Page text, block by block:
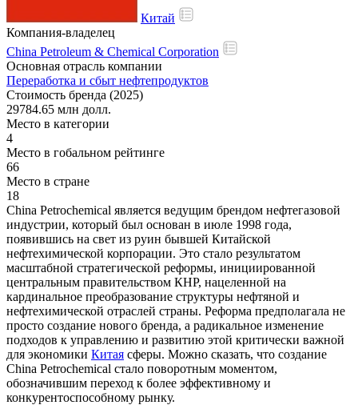
Китай
Компания-владелец
China Petroleum & Chemical Corporation
Основная отрасль компании
Переработка и сбыт нефтепродуктов
Стоимость бренда (2025)
29784.65 млн долл.
Место в категории
4
Место в гобальном рейтинге
66
Место в стране
18
China Petrochemical является ведущим брендом нефтегазовой
индустрии, который был основан в июле 1998 года,
появившись на свет из руин бывшей Китайской
нефтехимической корпорации. Это стало результатом
масштабной стратегической реформы, инициированной
центральным правительством КНР, нацеленной на
кардинальное преобразование структуры нефтяной и
нефтехимической отраслей страны. Реформа предполагала не
просто создание нового бренда, а радикальное изменение
подходов к управлению и развитию этой критически важной
для экономики Китая сферы. Можно сказать, что создание
China Petrochemical стало поворотным моментом,
обозначившим переход к более эффективному и
конкурентоспособному рынку.